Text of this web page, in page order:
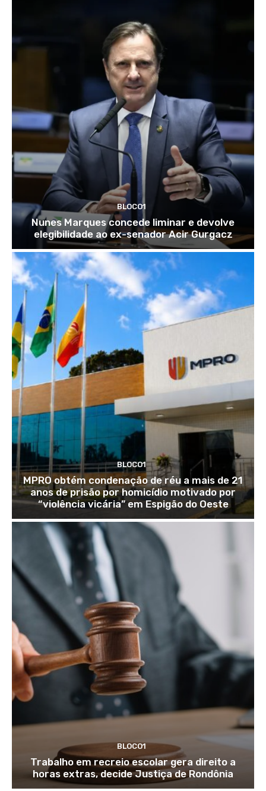
BLOCO1
Nunes Marques concede liminar e devolve
elegibilidade ao ex-senador Acir Gurgacz
BLOCO1
MPRO obtém condenação de réu a mais de 21
anos de prisão por homicídio motivado por
“violência vicária” em Espigão do Oeste
BLOCO1
Trabalho em recreio escolar gera direito a
horas extras, decide Justiça de Rondônia